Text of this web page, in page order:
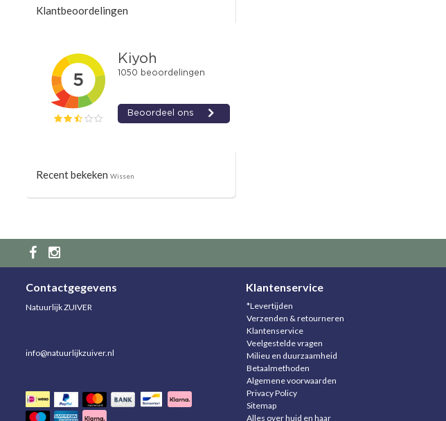
Klantbeoordelingen
Recent bekeken Wissen
Contactgegevens
Natuurlijk ZUIVER
info@natuurlijkzuiver.nl
Klantenservice
*Levertijden
Verzenden & retourneren
Klantenservice
Veelgestelde vragen
Milieu en duurzaamheid
Betaalmethoden
Algemene voorwaarden
Privacy Policy
Sitemap
Alles over huid en haar